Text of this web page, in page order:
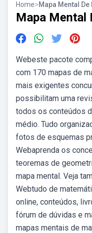
Home>Mapa Mental
Mapa Mental
Webeste pacote
com 170 mapas de
mais exigentes
possibilitam uma
todos os conteúdos
médio. Tudo
fotos de esquemas
Webaprenda os
teoremas de
mapa mental. Veja
Webtudo de
online, conteúdos,
fórum de dúvidas e
mapas mentais de